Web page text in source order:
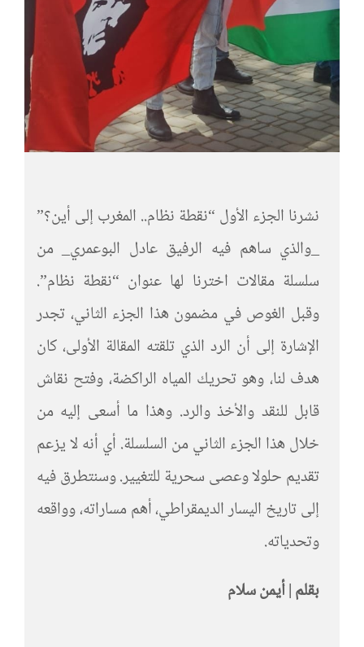
نشرنا الجزء الأول “نقطة نظام.. المغرب إلى أين؟”
_والذي ساهم فيه الرفيق عادل البوعمري_ من
سلسلة مقالات اخترنا لها عنوان “نقطة نظام”.
وقبل الغوص في مضمون هذا الجزء الثاني، تجدر
الإشارة إلى أن الرد الذي تلقته المقالة الأولى، كان
هدف لنا، وهو تحريك المياه الراكضة، وفتح نقاش
قابل للنقد والأخذ والرد. وهذا ما أسعى إليه من
خلال هذا الجزء الثاني من السلسلة. أي أنه لا يزعم
تقديم حلولا وعصى سحرية للتغيير. وسنتطرق فيه
إلى تاريخ اليسار الديمقراطي، أهم مساراته، وواقعه
وتحدياته.
بقلم | أيمن سلام